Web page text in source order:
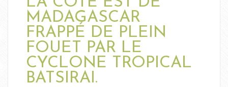
MADAGASCAR
FRAPPÉ DE PLEIN
FOUET PAR LE
CYCLONE TROPICAL
BATSIRAI.